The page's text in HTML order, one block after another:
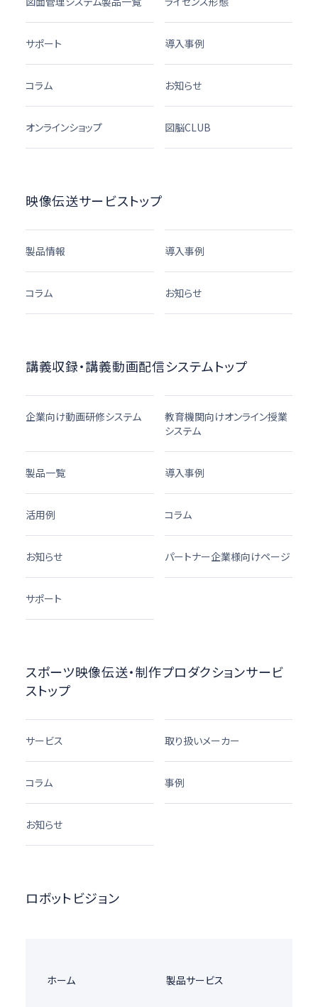
サポート 導入事例
コラム お知らせ
オンラインショップ 図脳CLUB
映像伝送サービストップ
製品情報 導入事例
コラム お知らせ
講義収録・講義動画配信システムトップ
企業向け動画研修システム
教育機関向けオンライン授業
システム
製品一覧 導入事例
活用例 コラム
お知らせ パートナー企業様向けページ
サポート
スポーツ映像伝送・制作プロダクションサービ
ストップ
サービス 取り扱いメーカー
コラム 事例
お知らせ
ロボットビジョン
ホーム 製品サービス